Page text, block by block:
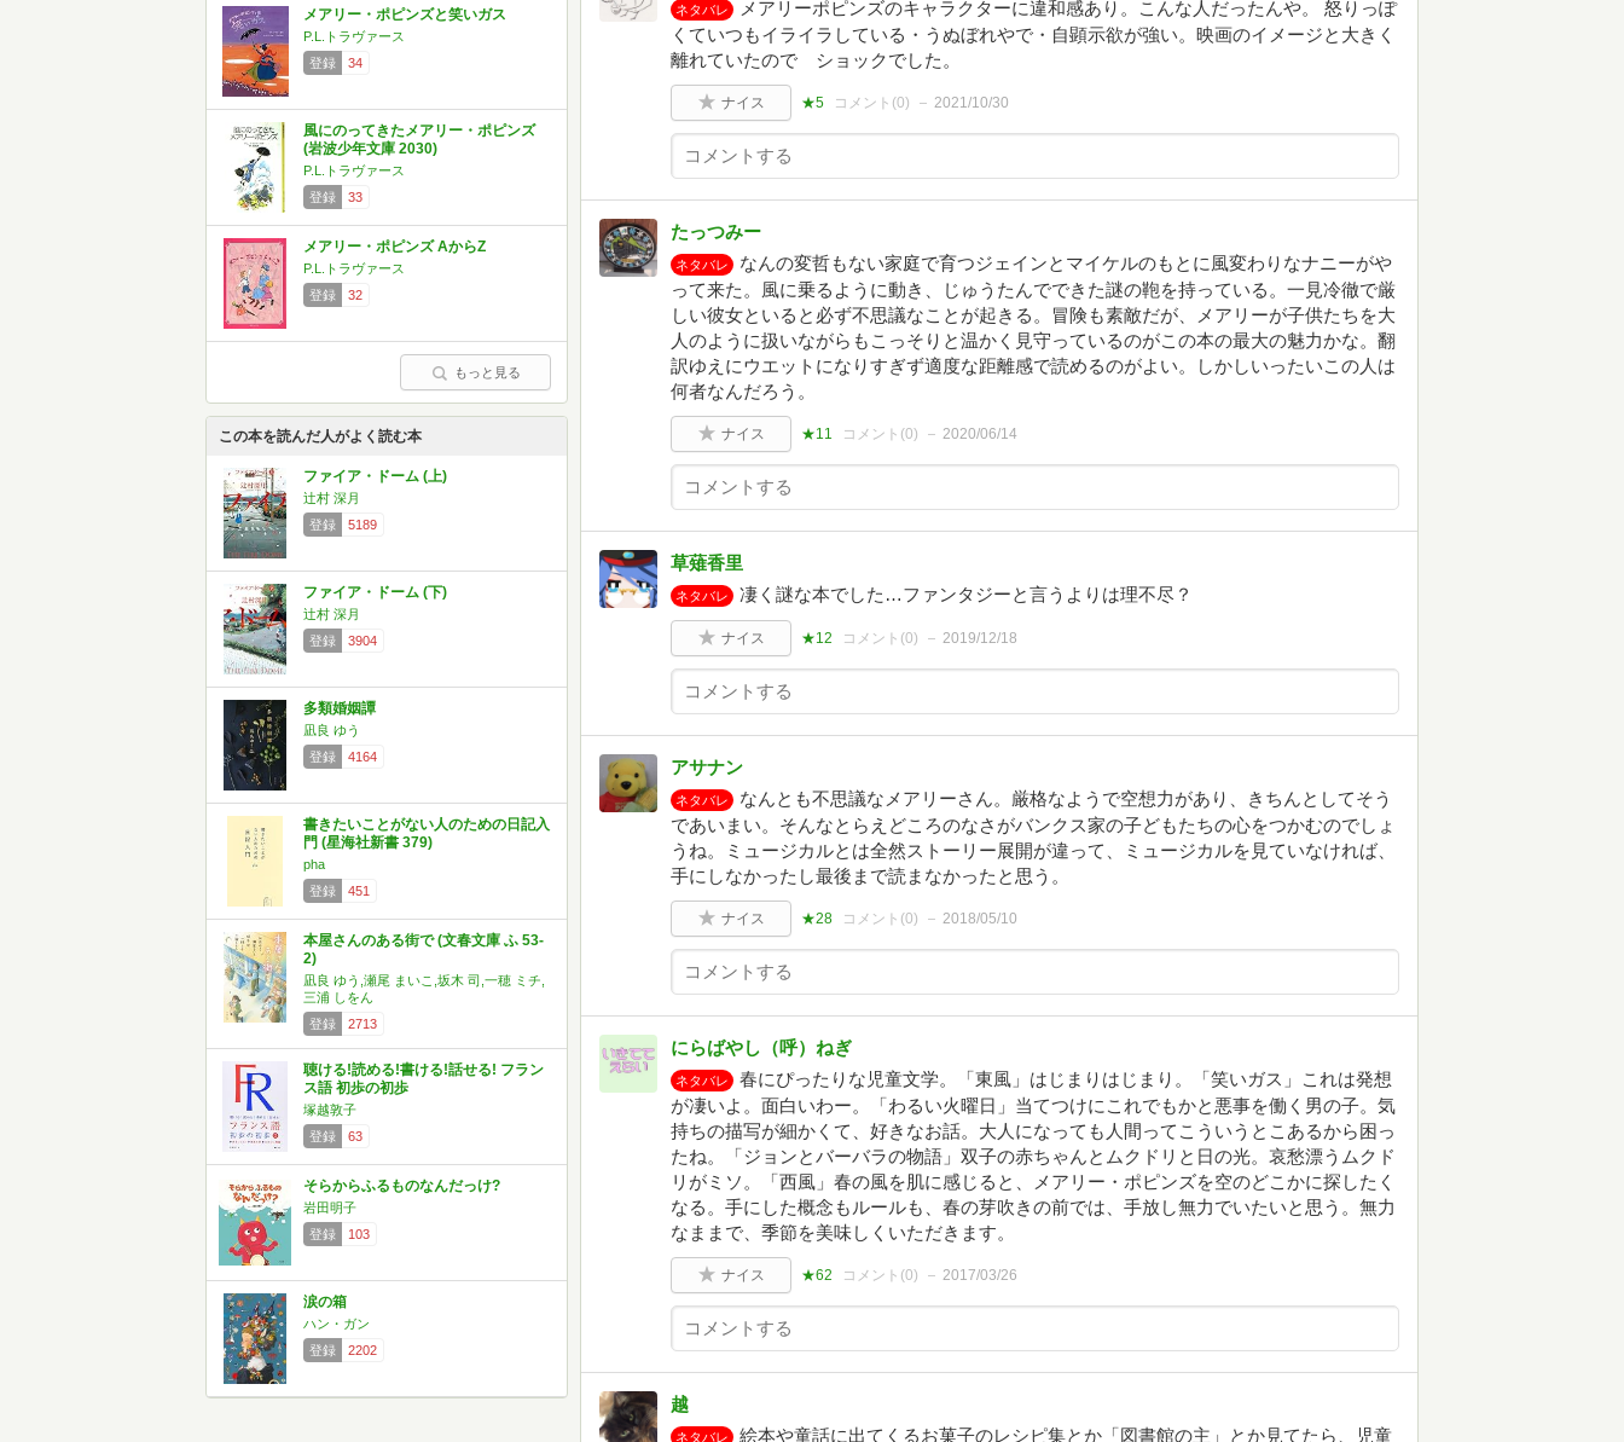
メアリー・ポピンズと笑いガス
P.L.トラヴァース
登録
34
風にのってきたメアリー・ポピンズ
(岩波少年文庫 2030)
P.L.トラヴァース
登録
33
メアリー・ポピンズ AからZ
P.L.トラヴァース
登録
32
もっと見る
この本を読んだ人がよく読む本
ファイア・ドーム (上)
辻村 深月
登録
5189
ファイア・ドーム (下)
辻村 深月
登録
3904
多類婚姻譚
凪良 ゆう
登録
4164
書きたいことがない人のための日記入
門 (星海社新書 379)
pha
登録
451
本屋さんのある街で (文春文庫 ふ 53-
2)
凪良 ゆう,瀬尾 まいこ,坂木 司,一穂 ミチ,
三浦 しをん
登録
2713
聴ける!読める!書ける!話せる! フラン
ス語 初歩の初歩
塚越敦子
登録
63
そらからふるものなんだっけ?
岩田明子
登録
103
涙の箱
ハン・ガン
登録
2202
ネタバレ
メアリーポピンズのキャラクターに違和感あり。こんな人だったんや。 怒りっぽ
くていつもイライラしている・うぬぼれやで・自顕示欲が強い。映画のイメージと大きく
離れていたので ショックでした。
ナイス ★5 コメント(0) 2021/10/30
たっつみー
ネタバレ
なんの変哲もない家庭で育つジェインとマイケルのもとに風変わりなナニーがや
って来た。風に乗るように動き、じゅうたんでできた謎の鞄を持っている。一見冷徹で厳
しい彼女といると必ず不思議なことが起きる。冒険も素敵だが、メアリーが子供たちを大
人のように扱いながらもこっそりと温かく見守っているのがこの本の最大の魅力かな。翻
訳ゆえにウエットになりすぎず適度な距離感で読めるのがよい。しかしいったいこの人は
何者なんだろう。
ナイス ★11 コメント(0) 2020/06/14
草薙香里
ネタバレ 凄く謎な本でした…ファンタジーと言うよりは理不尽？
ナイス ★12 コメント(0) 2019/12/18
アサナン
ネタバレ
なんとも不思議なメアリーさん。厳格なようで空想力があり、きちんとしてそう
であいまい。そんなとらえどころのなさがバンクス家の子どもたちの心をつかむのでしょ
うね。ミュージカルとは全然ストーリー展開が違って、ミュージカルを見ていなければ、
手にしなかったし最後まで読まなかったと思う。
ナイス ★28 コメント(0) 2018/05/10
にらばやし（呼）ねぎ
ネタバレ
春にぴったりな児童文学。「東風」はじまりはじまり。「笑いガス」これは発想
が凄いよ。面白いわー。「わるい火曜日」当てつけにこれでもかと悪事を働く男の子。気
持ちの描写が細かくて、好きなお話。大人になっても人間ってこういうとこあるから困っ
たね。「ジョンとバーバラの物語」双子の赤ちゃんとムクドリと日の光。哀愁漂うムクド
リがミソ。「西風」春の風を肌に感じると、メアリー・ポピンズを空のどこかに探したく
なる。手にした概念もルールも、春の芽吹きの前では、手放し無力でいたいと思う。無力
なままで、季節を美味しくいただきます。
ナイス ★62 コメント(0) 2017/03/26
越
ネタバレ 絵本や童話に出てくるお菓子のレシピ集とか「図書館の主」とか見てたら、児童